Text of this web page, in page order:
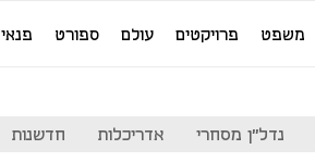
משפט פרויקטים עולם ספורט פנאי
נדל"ן מסחרי אדריכלות חדשנות